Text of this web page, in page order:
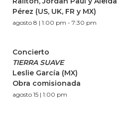
Pérez (US, UK, FR y MX)
agosto 8 | 1:00 pm - 7:30 pm
Concierto
TIERRA SUAVE
Leslie García (MX)
Obra comisionada
agosto 15 | 1:00 pm